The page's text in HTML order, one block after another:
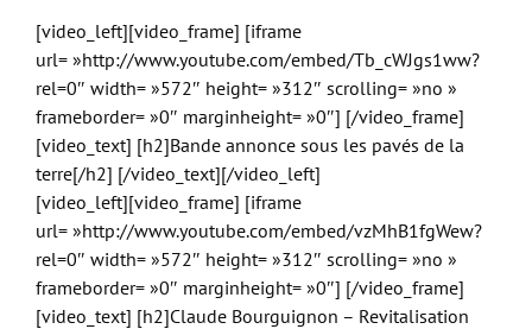
[video_left][video_frame] [iframe
url= »http://www.youtube.com/embed/Tb_cWJgs1ww?
rel=0″ width= »572″ height= »312″ scrolling= »no »
frameborder= »0″ marginheight= »0″] [/video_frame]
[video_text] [h2]Bande annonce sous les pavés de la
terre[/h2] [/video_text][/video_left]
[video_left][video_frame] [iframe
url= »http://www.youtube.com/embed/vzMhB1fgWew?
rel=0″ width= »572″ height= »312″ scrolling= »no »
frameborder= »0″ marginheight= »0″] [/video_frame]
[video_text] [h2]Claude Bourguignon – Revitalisation